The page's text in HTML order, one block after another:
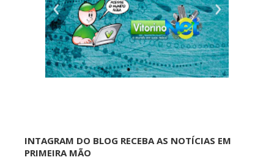
INTAGRAM DO BLOG RECEBA AS NOTÍCIAS EM
PRIMEIRA MÃO